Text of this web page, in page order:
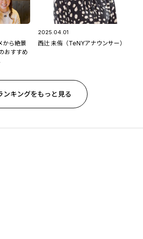
から絶景
おすすめ
2025.04.01
西辻 未侑（TeNYアナウンサー）
ンキングをもっと見る